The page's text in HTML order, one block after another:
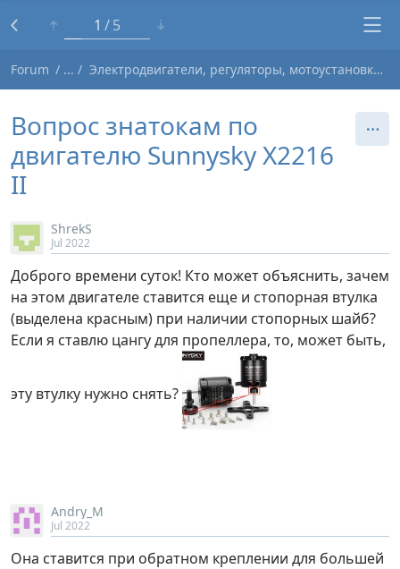
1 5
Forum Электродвигатели, регуляторы, мотоустановки
Вопрос знатокам по
двигателю Sunnysky X2216
II
ShrekS
Jul 2022
Доброго времени суток! Кто может объяснить, зачем
на этом двигателе ставится еще и стопорная втулка
(выделена красным) при наличии стопорных шайб?
Если я ставлю цангу для пропеллера, то, может быть,
эту втулку нужно снять?
Andry_M
Jul 2022
Она ставится при обратном креплении для большей